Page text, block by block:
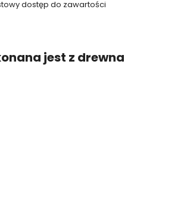
dostęp do zawartości
jest z drewna